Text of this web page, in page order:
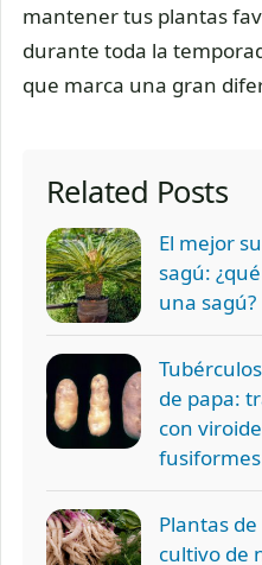
mantener tus plantas
durante toda la
que marca una gran
Related Posts
El mejor
sagú:
una sagú?
de papa:
con
fusiformes
Plantas
cultivo de